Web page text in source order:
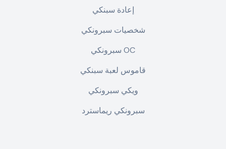
إعادة سبنكي
شخصيات سبرونكي
سبرونكي OC
قاموس لعبة سبنكي
ويكي سبرونكي
سبرونكي ريماسترد